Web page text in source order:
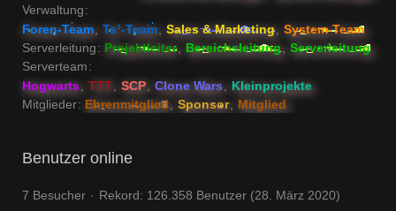
Verwaltung
Foren-Team
Ts³-Team Sales & Marketing
System-Team
Serverleitung
Projektleiter Bereichsleitung
Serverleitung
Serverteam
Hogwarts
TTT SCP Clone Wars
Kleinprojekte
Mitglieder
Ehrenmitglied Sponsor Mitglied
Benutzer online
7 Besucher Rekord: 126.358 Benutzer (28. März 2020)